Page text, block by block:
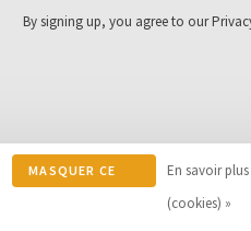
By signing up, you agree to our
MASQUER CE
En savoir
(cookies) »